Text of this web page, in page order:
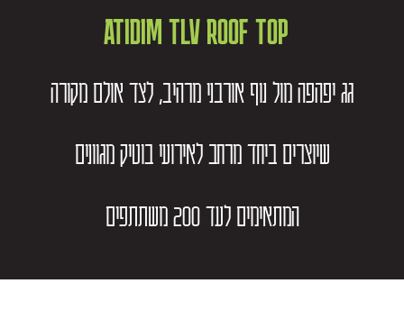
גג יפהפה מול נוף אורבני מרהיב, לצד אולם מקורה
שיוצרים ביחד מרחב לאירועי בוטיק מגוונים
המתאימים לעד 200 משתתפים